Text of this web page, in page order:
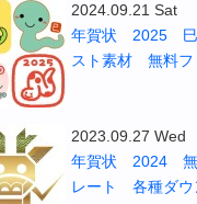
2024.09.21 Sat
年賀状 2025 巳
スト素材 無料フ
2023.09.27 Wed
年賀状 2024 無
レート 各種ダウ